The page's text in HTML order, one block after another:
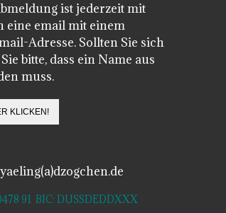
ist jederzeit mit
eine email mit einem
Adresse. Sollten Sie sich
bitte, dass ein Name aus
muss.
91 BIC: DUSSDEDDXXX